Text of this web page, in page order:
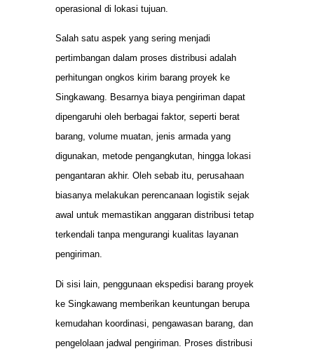
operasional di lokasi tujuan.
Salah satu aspek yang sering menjadi
pertimbangan dalam proses distribusi adalah
perhitungan ongkos kirim barang proyek ke
Singkawang. Besarnya biaya pengiriman dapat
dipengaruhi oleh berbagai faktor, seperti berat
barang, volume muatan, jenis armada yang
digunakan, metode pengangkutan, hingga lokasi
pengantaran akhir. Oleh sebab itu, perusahaan
biasanya melakukan perencanaan logistik sejak
awal untuk memastikan anggaran distribusi tetap
terkendali tanpa mengurangi kualitas layanan
pengiriman.
Di sisi lain, penggunaan ekspedisi barang proyek
ke Singkawang memberikan keuntungan berupa
kemudahan koordinasi, pengawasan barang, dan
pengelolaan jadwal pengiriman. Proses distribusi